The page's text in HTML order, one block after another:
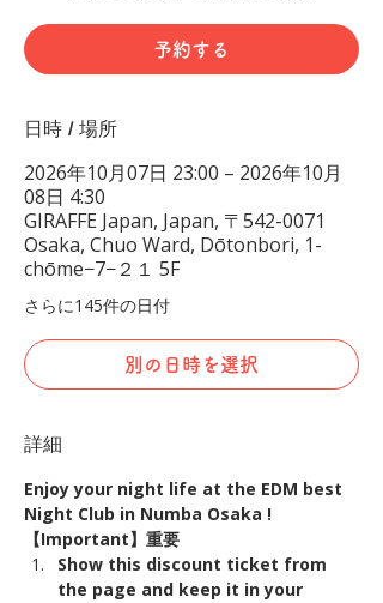
予約する
日時 / 場所
2026年10月07日 23:00 – 2026年10月
08日 4:30
GIRAFFE Japan, Japan, 〒542-0071
Osaka, Chuo Ward, Dōtonbori, 1-
chōme−7−２１ 5F
さらに145件の日付
別の日時を選択
詳細
Enjoy your night life at the EDM best
Night Club in Numba Osaka !
【Important】重要
Show this discount ticket from
the page and keep it in your